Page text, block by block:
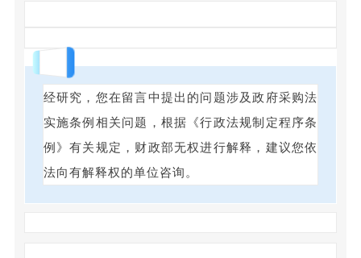
经研究，您在留言中提出的问题涉及政府采购法
实施条例相关问题，根据《行政法规制定程序条
例》有关规定，财政部无权进行解释，建议您依
法向有解释权的单位咨询。